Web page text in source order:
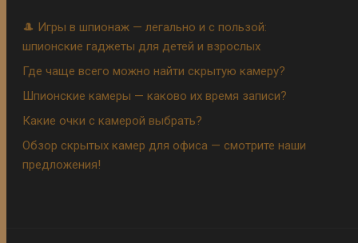
🎩 Игры в шпионаж — легально и с пользой:
шпионские гаджеты для детей и взрослых
Где чаще всего можно найти скрытую камеру?
Шпионские камеры — каково их время записи?
Какие очки с камерой выбрать?
Обзор скрытых камер для офиса — смотрите наши
предложения!